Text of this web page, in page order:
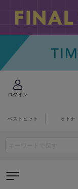
ログイン
ベストヒット オトナ